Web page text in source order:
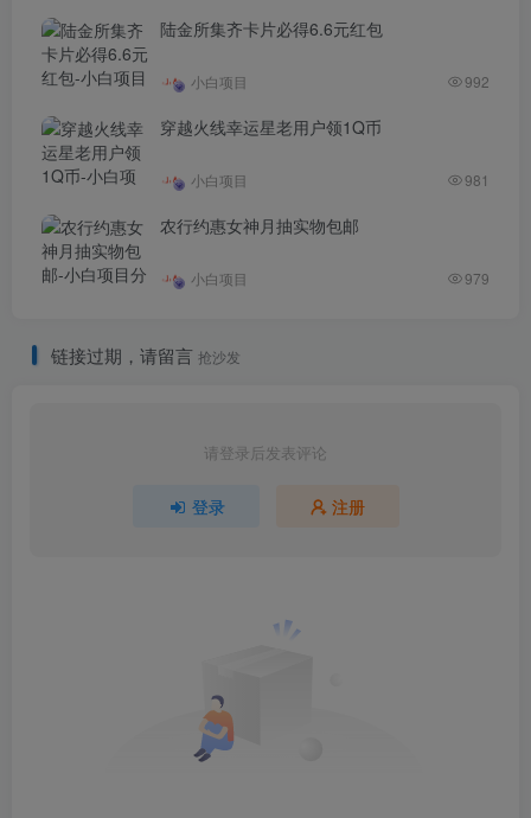
陆金所集齐卡片必得6.6元红包
小白项目 992
穿越火线幸运星老用户领1Q币
小白项目 981
农行约惠女神月抽实物包邮
小白项目 979
链接过期，请留言 抢沙发
请登录后发表评论
登录 注册